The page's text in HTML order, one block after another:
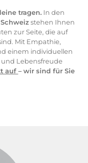
tragen.In den
stehen Ihnen
zur Seite, die auf
Mit Empathie,
einem individuellen
Lebensfreude
auf – wir sind für Sie